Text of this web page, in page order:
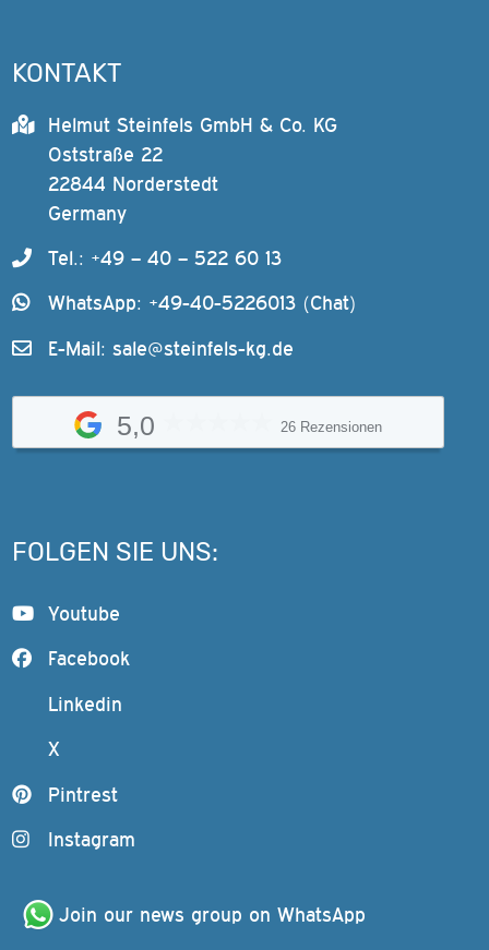
KONTAKT
Helmut Steinfels GmbH & Co. KG
Oststraße 22
22844 Norderstedt
Germany
Tel.: +49 – 40 – 522 60 13
WhatsApp: +49-40-5226013 (Chat)
E-Mail: sale@steinfels-kg.de
5,0 26 Rezensionen
FOLGEN SIE UNS:
Youtube
Facebook
Linkedin
X
Pintrest
Instagram
Join our news group on WhatsApp